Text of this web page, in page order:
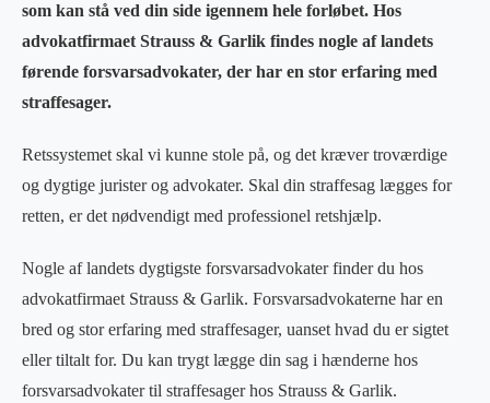
som kan stå ved din side igennem hele forløbet. Hos
advokatfirmaet Strauss & Garlik findes nogle af landets
førende forsvarsadvokater, der har en stor erfaring med
straffesager.
Retssystemet skal vi kunne stole på, og det kræver troværdige
og dygtige jurister og advokater. Skal din straffesag lægges for
retten, er det nødvendigt med professionel retshjælp.
Nogle af landets dygtigste forsvarsadvokater finder du hos
advokatfirmaet Strauss & Garlik. Forsvarsadvokaterne har en
bred og stor erfaring med straffesager, uanset hvad du er sigtet
eller tiltalt for. Du kan trygt lægge din sag i hænderne hos
forsvarsadvokater til straffesager hos Strauss & Garlik.